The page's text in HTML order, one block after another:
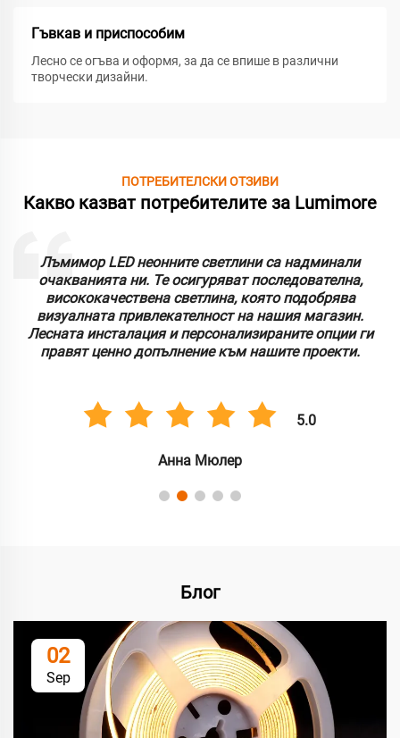
Гъвкав и приспособим
Лесно се огъва и оформя, за да се впише в различни
творчески дизайни.
ПОТРЕБИТЕЛСКИ ОТЗИВИ
Какво казват потребителите за Lumimore
Лъмимор LED неонните светлини са надминали
очакванията ни. Те осигуряват последователна,
висококачествена светлина, която подобрява
визуалната привлекателност на нашия магазин.
Лесната инсталация и персонализираните опции ги
правят ценно допълнение към нашите проекти.
5.0
Анна Мюлер
Блог
02
Sep